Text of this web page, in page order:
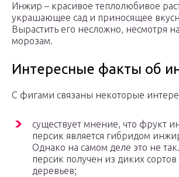
Инжир – красивое теплолюбивое
украшающее сад и приносящее
Вырастить его несложно, несмотря
морозам.
Интересные факты об
С фигами связаны некоторые
существует мнение, что фрукт
персик является гибридом
Однако на самом деле это не
персик получен из диких
деревьев;